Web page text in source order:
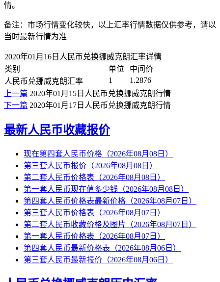
情。
备注：市场行情变化较快，以上汇率行情数据仅供参考，请以
当时最新行情为准
2020年01月16日人民币兑换挪威克朗汇率详情
类别
单位
中间价
人民币兑挪威克朗汇率
1
1.2876
上一篇 2020年01月15日人民币兑换挪威克朗行情
下一篇 2020年01月17日人民币兑换挪威克朗行情
最新人民币收藏报价
现在第四套人民币价格（2026年08月08日）
第三套人民币报价（2026年08月08日）
第二套人民币价格表（2026年08月08日）
第一套人民币现在值多少钱（2026年08月08日）
第四套人民币价格表最新价格（2026年08月07日）
第三套人民币价格表（2026年08月07日）
第二套人民币收藏价格及图片（2026年08月07日）
第一套人民币价格表（2026年08月07日）
第四套人民币最新价格表（2026年08月06日）
第三套人民币最新报价（2026年08月06日）